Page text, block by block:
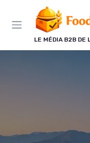
LE MÉDIA B2B DE
Panneau de gestion